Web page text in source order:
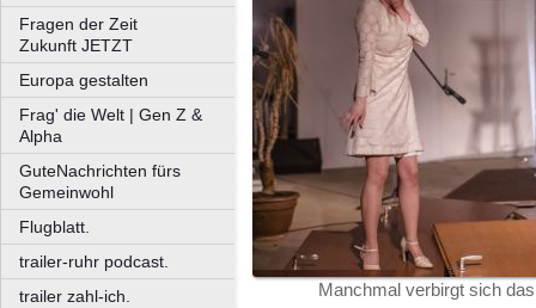
Fragen der Zeit
Zukunft JETZT
Europa gestalten
Frag' die Welt | Gen Z &
Alpha
GuteNachrichten fürs
Gemeinwohl
Flugblatt.
trailer-ruhr podcast.
trailer zahl-ich.
Manchmal verbirgt sich